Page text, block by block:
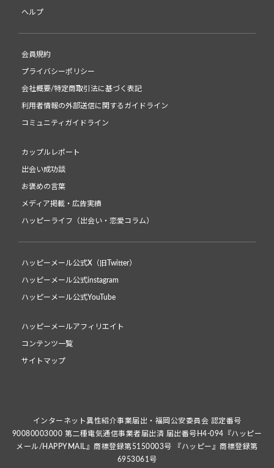
ヘルプ
会員規約
プライバシーポリシー
会社概要/特定商取引法に基づく表記
利用者情報の外部送信に関するガイドライン
コミュニティガイドライン
カップルレポート
出会い成功談
お褒めの言葉
メディア掲載・広告実績
ハッピーライフ（出会い・恋愛コラム）
ハッピーメール公式X（旧Twitter）
ハッピーメール公式instagram
ハッピーメール公式YouTube
ハッピーメールアフィリエイト
コンテンツ一覧
サイトマップ
インターネット異性紹介事業届出・福岡公安委員会 認定番号
90080003000 第二種電気通信事業者届出済 届出番号H4-094『ハッピー
メール/HAPPYMAIL』商標登録第5150003号 『ハッピー』商標登録第
6953061号